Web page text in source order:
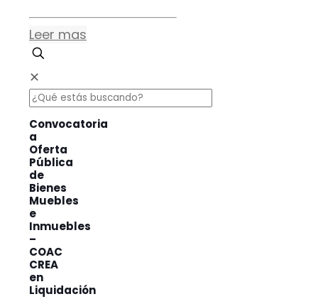
Leer mas
✕
Convocatoria
a
Oferta
Pública
de
Bienes
Muebles
e
Inmuebles
–
COAC
CREA
en
Liquidación